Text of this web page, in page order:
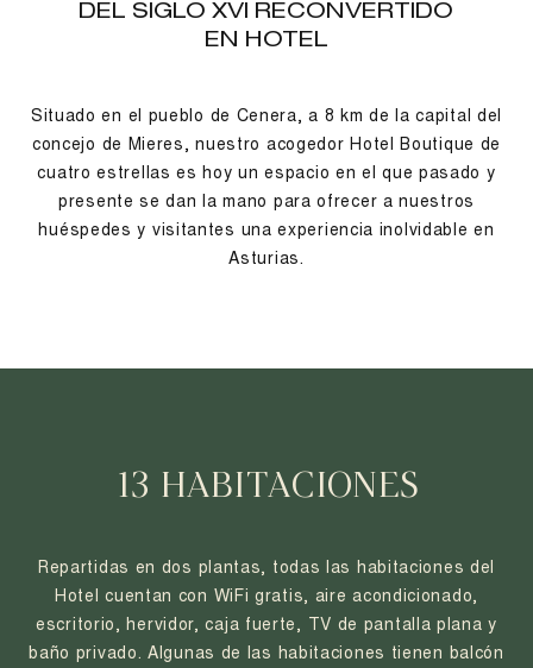
DEL SIGLO XVI RECONVERTIDO
EN HOTEL
Situado en el pueblo de Cenera, a 8 km de la capital del
concejo de Mieres, nuestro acogedor Hotel Boutique de
cuatro estrellas es hoy un espacio en el que pasado y
presente se dan la mano para ofrecer a nuestros
huéspedes y visitantes una experiencia inolvidable en
Asturias.
13 HABITACIONES
Repartidas en dos plantas, todas las habitaciones del
Hotel cuentan con WiFi gratis, aire acondicionado,
escritorio, hervidor, caja fuerte, TV de pantalla plana y
baño privado. Algunas de las habitaciones tienen balcón